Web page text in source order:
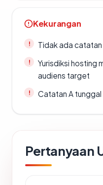
Kekurangan
Tidak ada catatan
Yurisdiksi hosting
audiens target
Catatan A
Pertanyaan